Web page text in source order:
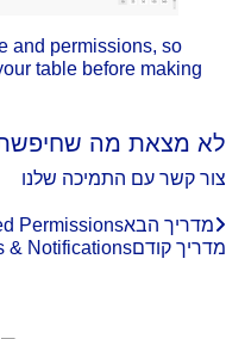
and permissions, so
table before making
מצאת מה
קשר עם התמיכה שלנו
מדריך הבאPermissions
קודם& Notifications